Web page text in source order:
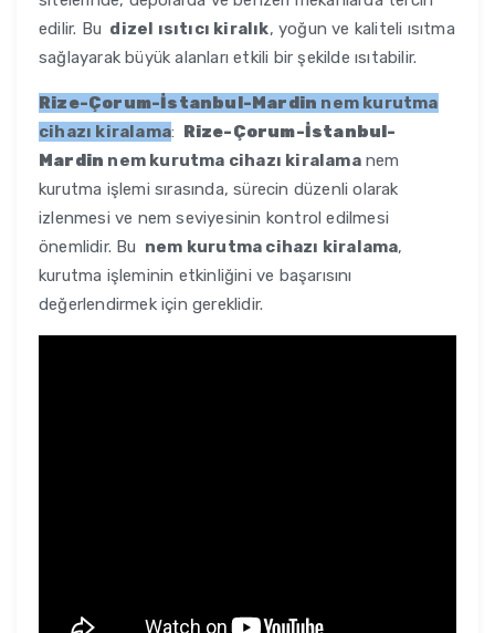
edilir. Bu dizel ısıtıcı kiralık, yoğun ve kaliteli ısıtma
sağlayarak büyük alanları etkili bir şekilde ısıtabilir.
Rize-Çorum-İstanbul-Mardin nem kurutma
cihazı kiralama: Rize-Çorum-İstanbul-
Mardin nem kurutma cihazı kiralamanem
kurutma işlemi sırasında, sürecin düzenli olarak
izlenmesi ve nem seviyesinin kontrol edilmesi
önemlidir. Bu nem kurutma cihazı kiralama,
kurutma işleminin etkinliğini ve başarısını
değerlendirmek için gereklidir.